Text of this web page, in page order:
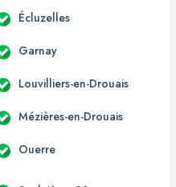
Écluzelles
Garnay
Louvilliers-en-Drouais
Mézières-en-Drouais
Ouerre